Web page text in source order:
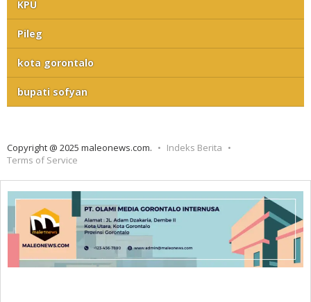
KPU
Pileg
kota gorontalo
bupati sofyan
Copyright @ 2025 maleonews.com.
Indeks Berita
Terms of Service